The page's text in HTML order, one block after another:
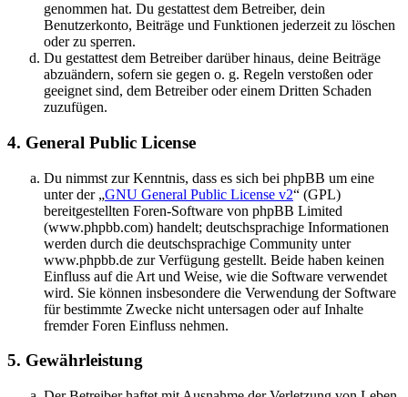
genommen hat. Du gestattest dem Betreiber, dein
Benutzerkonto, Beiträge und Funktionen jederzeit zu löschen
oder zu sperren.
Du gestattest dem Betreiber darüber hinaus, deine Beiträge
abzuändern, sofern sie gegen o. g. Regeln verstoßen oder
geeignet sind, dem Betreiber oder einem Dritten Schaden
zuzufügen.
4. General Public License
Du nimmst zur Kenntnis, dass es sich bei phpBB um eine
unter der „GNU General Public License v2“ (GPL)
bereitgestellten Foren-Software von phpBB Limited
(www.phpbb.com) handelt; deutschsprachige Informationen
werden durch die deutschsprachige Community unter
www.phpbb.de zur Verfügung gestellt. Beide haben keinen
Einfluss auf die Art und Weise, wie die Software verwendet
wird. Sie können insbesondere die Verwendung der Software
für bestimmte Zwecke nicht untersagen oder auf Inhalte
fremder Foren Einfluss nehmen.
5. Gewährleistung